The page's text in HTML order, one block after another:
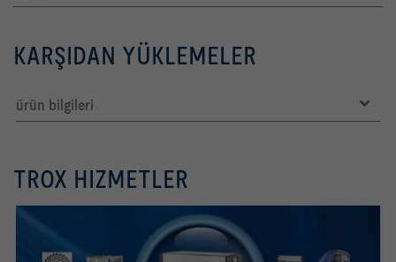
KARŞIDAN YÜKLEMELER
ürün bilgileri
TROX HIZMETLER